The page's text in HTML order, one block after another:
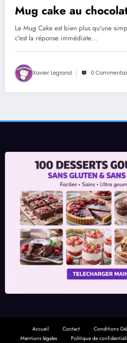
Mug cake au
Le Mug Cake est bien plus qu'une
c'est la réponse immédiate…
Xavier Legrand 0
Accueil Contact
Conditions
Mentions légales
Politique de